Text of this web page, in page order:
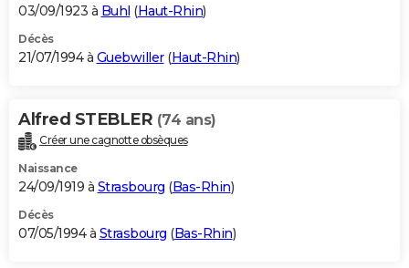
03/09/1923 à Buhl (Haut-Rhin)
Décès
21/07/1994 à Guebwiller(Haut-Rhin)
Alfred STEBLER (74 ans)
Créer une cagnotte obsèques
Naissance
24/09/1919 à Strasbourg (Bas-Rhin)
Décès
07/05/1994 à Strasbourg (Bas-Rhin)